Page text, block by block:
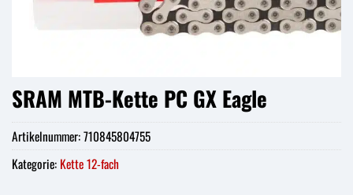
SRAM MTB-Kette PC GX Eagle
Artikelnummer:710845804755
Kategorie: Kette 12-fach